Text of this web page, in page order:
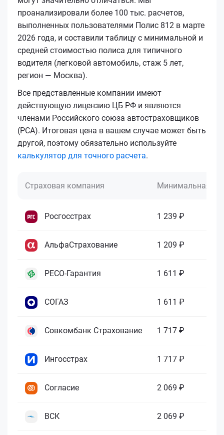
проанализировали более 100 тыс. расчетов,
выполненных пользователями Полис 812 в марте
2026 года, и составили таблицу с минимальной и
средней стоимостью полиса для типичного
водителя (легковой автомобиль, стаж 5 лет,
регион — Москва).
Все представленные компании имеют
действующую лицензию ЦБ РФ и являются
членами Российского союза автостраховщиков
(РСА). Итоговая цена в вашем случае может быть
другой, поэтому обязательно используйте
калькулятор для точного расчета.
Страховая компания Минимальная
Росгосстрах 1 239 ₽
АльфаСтрахование 1 209 ₽
РЕСО-Гарантия 1 611 ₽
СОГАЗ 1 611 ₽
Совкомбанк Страхование 1 717 ₽
Ингосстрах 1 717 ₽
Согласие 2 069 ₽
ВСК 2 069 ₽